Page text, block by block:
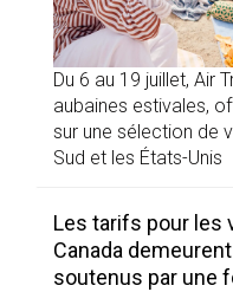
Du 6 au 19 juillet, Air
aubaines estivales,
sur une sélection de
Sud et les États-Unis
Les tarifs pour les
Canada
soutenus par une